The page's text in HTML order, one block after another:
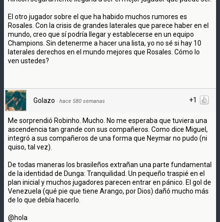
El otro jugador sobre el que ha habido muchos rumores es
Rosales. Con la crisis de grandes laterales que parece haber en el
mundo, creo que sí podría llegar y establecerse en un equipo
Champions. Sin detenerme a hacer una lista, yo no sé si hay 10
laterales derechos en el mundo mejores que Rosales. Cómo lo
ven ustedes?
+1
Golazo · hace 580 semanas
Me sorprendió Robinho. Mucho. No me esperaba que tuviera una
ascendencia tan grande con sus compañeros. Como dice Miguel,
integró a sus compañeros de una forma que Neymar no pudo (ni
quiso, tal vez).
De todas maneras los brasileños extrañan una parte fundamental
de la identidad de Dunga: Tranquilidad. Un pequeño traspié en el
plan inicial y muchos jugadores parecen entrar en pánico. El gol de
Venezuela (qué pie que tiene Arango, por Dios) dañó mucho más
de lo que debía hacerlo.
@hola